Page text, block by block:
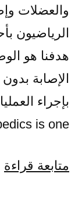
والعضلات
الرياضيون
هدفنا هو
الإصابة
بإجراء
is one …
متابعة قراءة